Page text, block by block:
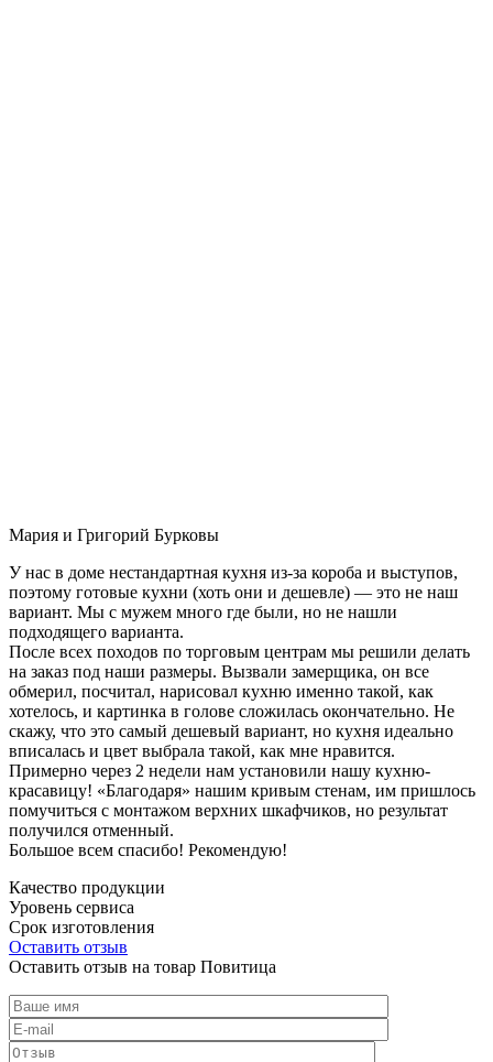
Мария и Григорий Бурковы
У нас в доме нестандартная кухня из-за короба и выступов,
поэтому готовые кухни (хоть они и дешевле) — это не наш
вариант. Мы с мужем много где были, но не нашли
подходящего варианта.
После всех походов по торговым центрам мы решили делать
на заказ под наши размеры. Вызвали замерщика, он все
обмерил, посчитал, нарисовал кухню именно такой, как
хотелось, и картинка в голове сложилась окончательно. Не
скажу, что это самый дешевый вариант, но кухня идеально
вписалась и цвет выбрала такой, как мне нравится.
Примерно через 2 недели нам установили нашу кухню-
красавицу! «Благодаря» нашим кривым стенам, им пришлось
помучиться с монтажом верхних шкафчиков, но результат
получился отменный.
Большое всем спасибо! Рекомендую!
Качество продукции
Уровень сервиса
Срок изготовления
Оставить отзыв
Оставить отзыв на товар Повитица